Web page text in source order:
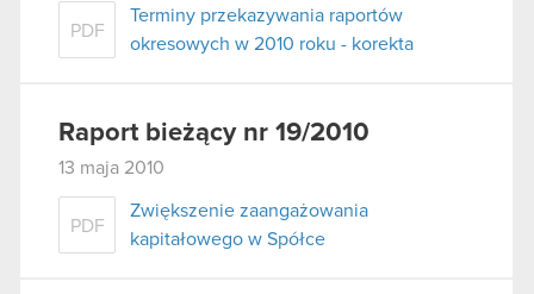
PDF
Terminy przekazywania raportów
okresowych w 2010 roku - korekta
Raport bieżący nr 19/2010
13 maja 2010
PDF
Zwiększenie zaangażowania
kapitałowego w Spółce